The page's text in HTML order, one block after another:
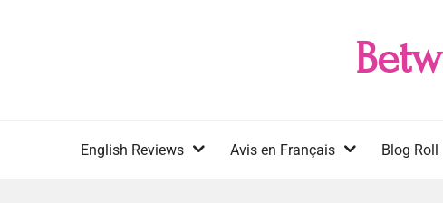
English Reviews Avis en Français Blog Roll